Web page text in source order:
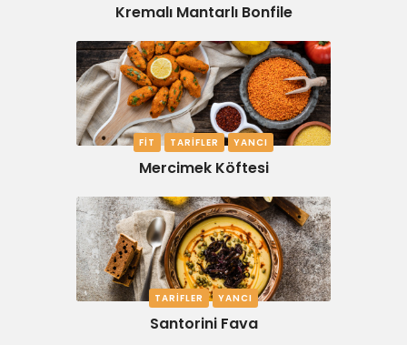
Kremalı Mantarlı Bonfile
FIT TARIFLER YANCI
Mercimek Köftesi
TARIFLER YANCI
Santorini Fava